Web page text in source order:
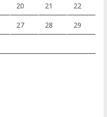
20 21 22
27 28 29